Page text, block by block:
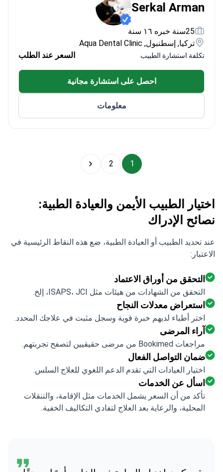
Serkal Arman
25سنة خبره ١٦ سنة
تركيا, إسطنبول, Aqua Dental Clinic
تكلفة استشارة الطبيب السعر عند الطلب
احصل على استشارة مجانية
معلومات
1
2
اختيار الطبيب الأيمن والعيادة الطبية:
نصائح الإدراك
عند تحديد الطبيب أو العيادة الطبية، ضع هذه النقاط الرئيسية في
الاعتبار:
التحقق من أوراق الاعتماد
التحقق من الشهادات من هيئات مثل ISAPS، JCI، إلخ.
استعراض معدلات النجاح
اختر أطباء لديهم خبرة قوية وسجل مثبت في علاجك المحدد.
آراء المرضى
مراجعات Bookimed من مرضى حقيقيين لتصفح تجربتهم.
ضمان التواصل الفعال
اختيار العيادات التي تقدم الدعم اللغوي للعلاج السلس.
اسأل عن الخدمات
تأكد من أن السعر يشمل الخدمات مثل الإقامة، والتنقلات
المحلية، والرعاية بعد العلاج لتفادي التكاليف الخفية.